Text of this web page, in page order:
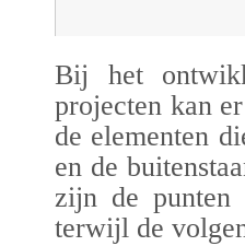
Bij het
projecten kan
de elementen
en de
zijn de punten
terwijl de